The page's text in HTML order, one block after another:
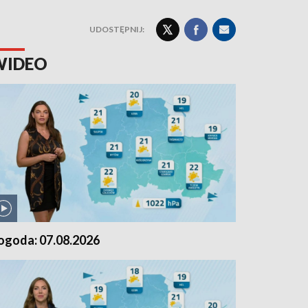
UDOSTĘPNIJ:
07.08.2026